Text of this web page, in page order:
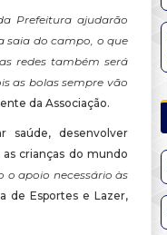
Prefeitura ajudarão
saia do campo, o que
redes também será
as bolas sempre vão
da Associação.
desenvolver
crianças do mundo
o apoio necessário às
de Esportes e Lazer,